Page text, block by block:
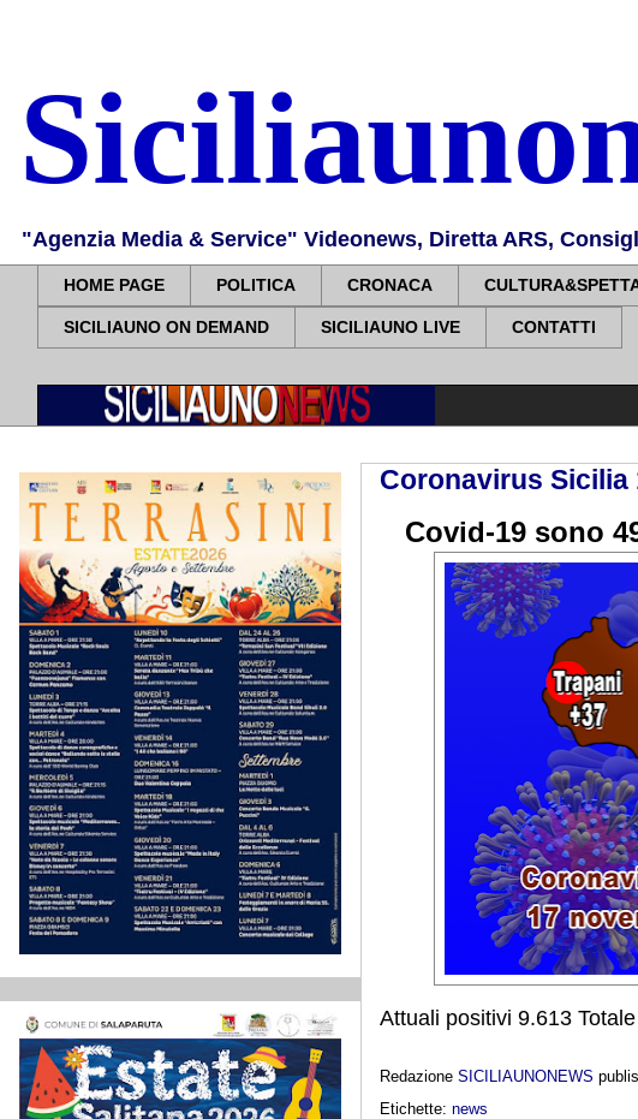
"Agenzia Media & Service" Videonews, Diretta ARS,
HOME PAGE POLITICA CRONACA
SICILIAUNO ON DEMAND SICILIAUNO LIVE CONTATTI
Coronavirus Sicilia
Covid-19 sono
Attuali positivi 9.613
Redazione SICILIAUNONEWS
Etichette: news